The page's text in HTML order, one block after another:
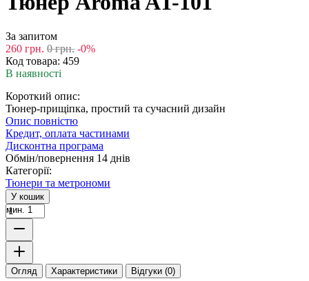
За запитом
260 грн. 0 грн. -0%
Код товара: 459
В наявності
Короткий опис:
Тюнер-прищіпка, простий та сучасний дизайн
Опис повністю
Кредит, оплата частинами
Дисконтна програма
Обмін/повернення 14 днів
Категорії:
Тюнери та метрономи
У кошик
мин. 1
Огляд Характеристики Відгуки (0)